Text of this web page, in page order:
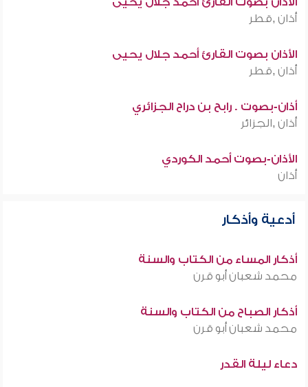
أذان ,قطر
الأذان بصوت القارئ أحمد جلال يحيى
أذان ,قطر
أذان-بصوت . رابح بن دراح الجزائري
أذان ,الجزائر
الأذان-بصوت أحمد الكوردي
أذان
أدعية وأذكار
أذكار المساء من الكتاب والسنة
محمد شعبان أبو قرن
أذكار الصباح من الكتاب والسنة
محمد شعبان أبو قرن
دعاء ليلة القدر